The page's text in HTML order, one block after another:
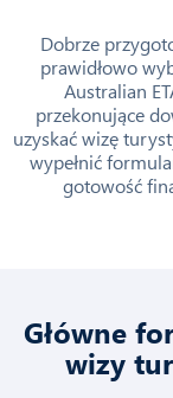
Dobrze
prawidłowo
Australian
przekonujące
uzyskać wizę
wypełnić
gotowość
Główne
wizy